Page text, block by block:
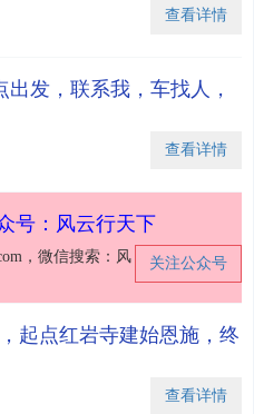
查看详情
发，联系我，车找人，
查看详情
号：风云行天下
关注公众号
，微信搜索：风
起点红岩寺建始恩施，终
查看详情